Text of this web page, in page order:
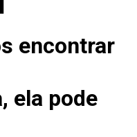
encontrar
ela pode